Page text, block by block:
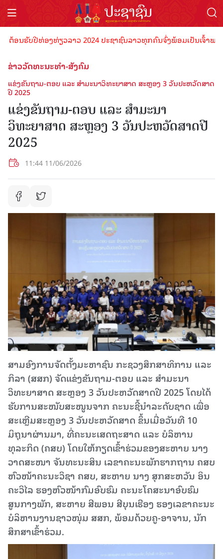
ນຮັບປີທ່ອງທ່ຽວລາວ 2024 ປະຊາຊົນລາວທຸກຄົນຈົ່ງພ້ອມເປັນເຈົ້າພາບ
ຂ່າວວັດທະນະທຳ-ສັງຄົມ
ແຂ່ງຂັນຖາມ-ຕອບ ແລະ ສໍາມະນາວິທະຍາສາດ ສະຫຼອງ 3 ວັນປະຫວັດສາດ
ປີ 2025
ແຂ່ງຂັນຖາມ-ຕອບ ແລະ ສໍາມະນາ
ວິທະຍາສາດ ສະຫຼອງ 3 ວັນປະຫວັດສາດປີ
2025
11:44 11/06/2026
ສາມອົງການຈັດຕັ້ງມະຫາຊົນ ກະຊວງສຶກສາທິການ ແລະ
ກິລາ (ສສກ) ຈັດແຂ່ງຂັນຖາມ-ຕອບ ແລະ ສໍາມະນາ
ວິທະຍາສາດ ສະຫຼອງ 3 ວັນປະຫວັດສາດປີ 2025 ໂດຍໄດ້
ຮັບການສະໜັບສະໜູນຈາກ ຄະນະຊີ້ນຳລະດັບຊາດ ເພື່ອ
ສະເຫຼີມສະຫຼອງ 3 ວັນປະຫວັດສາດ ຂຶ້ນເມື່ອວັນທີ 10
ມິຖຸນາຜ່ານມາ, ທີ່ຄະນະເສດຖະສາດ ແລະ ບໍລິຫານ
ທຸລະກິດ (ຄສບ) ໂດຍໃຫ້ກຽດເຂົ້າຮ່ວມຂອງສະຫາຍ ນາງ
ວາດສະໜາ ຈັນທະນະສິນ ເລຂາຄະນະພັກຮາກຖານ ຄສບ
ຫົວໜ້າຄະນະວິຊາ ຄສບ, ສະຫາຍ ນາງ ສຸກສະຫວັນ ອິນ
ຄະວິໄລ ຮອງຫົວໜ້າກົມອົບຮົມ ຄະນະໂຄສະນາອົບຮົມ
ສູນກາງພັກ, ສະຫາຍ ສີພອນ ສີບຸນເຮືອງ ຮອງເລຂາຄະນະ
ບໍລິຫານງານຊາວໜຸ່ມ ສສກ, ພ້ອມດ້ວຍຄູ-ອາຈານ, ນັກ
ສຶກສາເຂົ້າຮ່ວມ.